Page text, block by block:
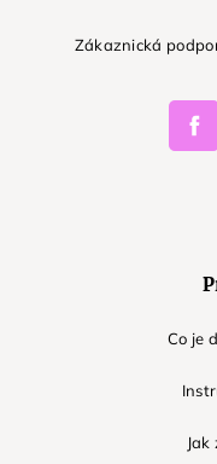
Zákaznická
Co je